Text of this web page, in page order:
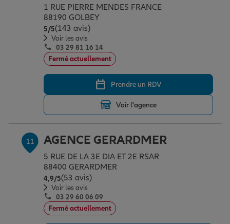
1 RUE PIERRE MENDES FRANCE
88190 GOLBEY
5/5Note de 5 sur 5
(143 avis)
Voir les avis
03 29 81 16 14
Fermé actuellement
Prendre un RDV
Voir l'agence
11 AGENCE GERARDMER
5 RUE DE LA 3E DIA ET 2E RSAR
88400 GERARDMER
4,9/5Note de 4.9 sur 5
(53 avis)
Voir les avis
03 29 60 06 09
Fermé actuellement